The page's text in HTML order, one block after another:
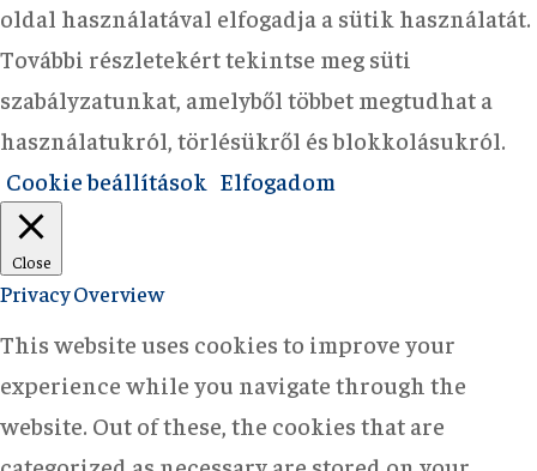
oldal használatával elfogadja a sütik használatát.
További részletekért tekintse meg süti
szabályzatunkat, amelyből többet megtudhat a
használatukról, törlésükről és blokkolásukról.
Cookie beállítások Elfogadom
Close
Privacy Overview
This website uses cookies to improve your
experience while you navigate through the
website. Out of these, the cookies that are